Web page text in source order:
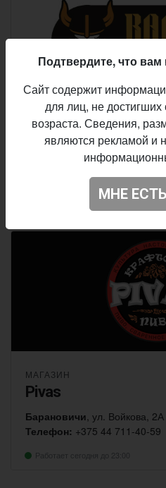
МАГАЗИН
Вальхалла
Барановичи, ул. Советская,
+375 25 702-16-68
МАГАЗИН
Pivas
Барановичи, ул. Войкова, 2А
Телефон: +375 44 711-40-59
Работает сегодня до 23:00
Подтвердите, что
Сайт содержит
для лиц, не
возраста. Сведения,
являются рекламой и
МНЕ